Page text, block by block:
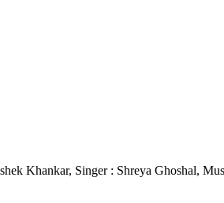
Khankar, Singer : Shreya Ghoshal,